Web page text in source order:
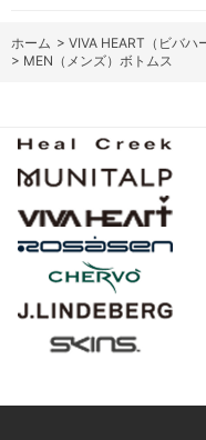
ホーム > VIVA HEART（ビバハ
> MEN（メンズ）ボトムス